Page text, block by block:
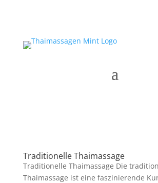
Traditionelle Thaimassage
Traditionelle Thaimassage Die
Thaimassage ist eine faszinierende